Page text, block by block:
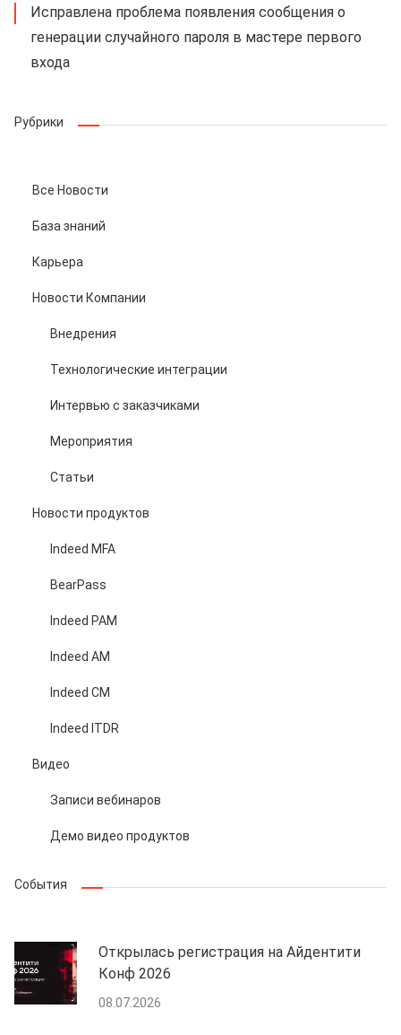
Исправлена проблема появления сообщения о
генерации случайного пароля в мастере первого
входа
Рубрики
Все Новости
База знаний
Карьера
Новости Компании
Внедрения
Технологические интеграции
Интервью с заказчиками
Мероприятия
Статьи
Новости продуктов
Indeed MFA
BearPass
Indeed PAM
Indeed AM
Indeed CM
Indeed ITDR
Видео
Записи вебинаров
Демо видео продуктов
События
Открылась регистрация на Айдентити
Конф 2026
08.07.2026